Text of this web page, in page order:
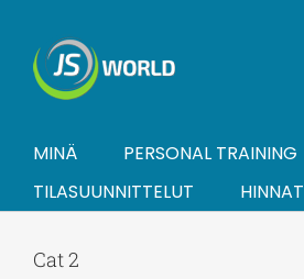
content
MINÄ
PERSONAL TRAINING
TILASUUNNITTELUT
HINNAT
Cat 2